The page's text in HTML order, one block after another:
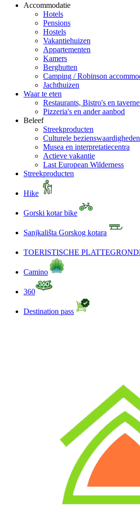
Accommodatie
Hotels
Pensions
Hostels
Vakantiehuizen
Appartementen
Kamers
Berghutten
Camping / Robinson
Jachthuizen
Waar te eten
Restaurants, Bistro's en
Pizzeria's en ander aanbod
Beleef
Streekproducten
Culturele bezienswaardigheden
Musea en interpretatiecentra
Actieve vakantie
Last European Wilderness
Streekproducten
Hike
Gorski kotar bike
Sanjkališta Gorskog kotara
TOERISTISCHE
Camino
360
Destination pass